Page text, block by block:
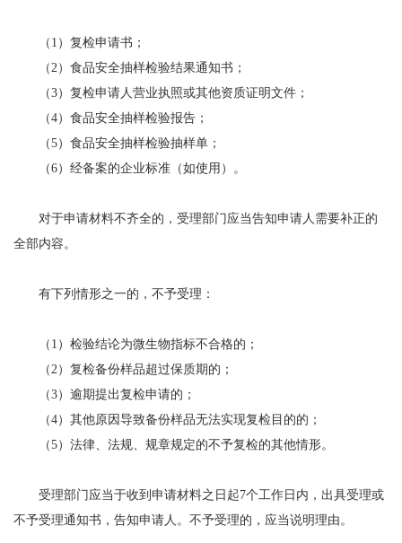
（1）复检申请书；
（2）食品安全抽样检验结果通知书；
（3）复检申请人营业执照或其他资质证明文件；
（4）食品安全抽样检验报告；
（5）食品安全抽样检验抽样单；
（6）经备案的企业标准（如使用）。
对于申请材料不齐全的，受理部门应当告知申请人需要补正的
全部内容。
有下列情形之一的，不予受理：
（1）检验结论为微生物指标不合格的；
（2）复检备份样品超过保质期的；
（3）逾期提出复检申请的；
（4）其他原因导致备份样品无法实现复检目的的；
（5）法律、法规、规章规定的不予复检的其他情形。
受理部门应当于收到申请材料之日起7个工作日内，出具受理或
不予受理通知书，告知申请人。不予受理的，应当说明理由。